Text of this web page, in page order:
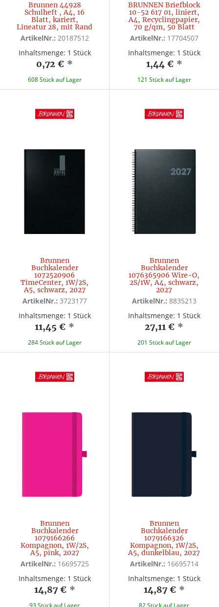
Brunnen 44928
Schulheft , A4, 16
Blatt, kariert,
Lineatur 28, mit Rand
ArtikelNr.: 20187512
Inhaltsmenge: 1 Stück
0,72 € *
608 Stück auf Lager
BRUNNEN Briefblock
10-52 617 01, liniert,
A4, Recyclingpapier,
70 g/qm, 50 Blatt
ArtikelNr.: 17704507
Inhaltsmenge: 1 Stück
1,44 € *
121 Stück auf Lager
Brunnen
Buchkalender
1072520906
TimeCenter, 1W/2S,
A5, schwarz, 2027
ArtikelNr.: 3723177
Inhaltsmenge: 1 Stück
11,45 € *
284 Stück auf Lager
Brunnen
Buchkalender
1076365906 Wire-O,
2S/1W, A4, schwarz,
2027
ArtikelNr.: 8835213
Inhaltsmenge: 1 Stück
27,11 € *
201 Stück auf Lager
Brunnen
Buchkalender
1079166266
Kompagnon, 1W/2S,
A5, pink, 2027
ArtikelNr.: 16695725
Inhaltsmenge: 1 Stück
14,87 € *
93 Stück auf Lager
Brunnen
Buchkalender
1079166326
Kompagnon, 1W/2S,
A5, dunkelblau, 2027
ArtikelNr.: 16695714
Inhaltsmenge: 1 Stück
14,87 € *
82 Stück auf Lager